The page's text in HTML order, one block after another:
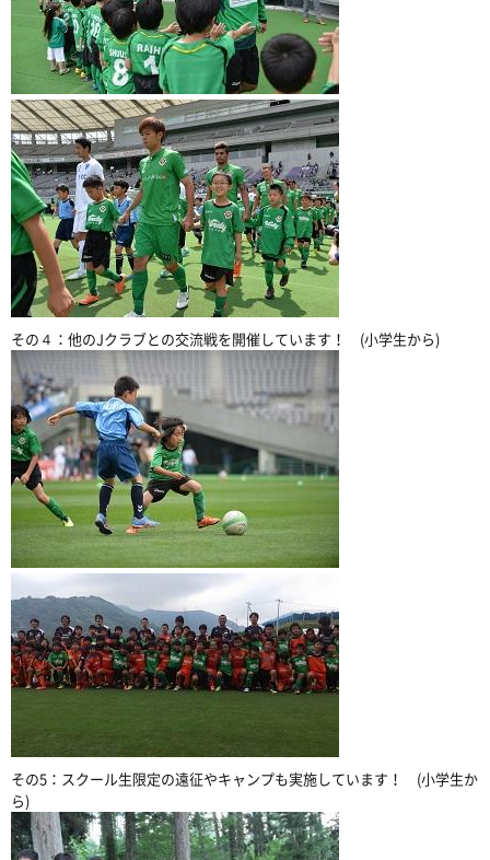
その４：他のJクラブとの交流戦を開催しています！ (小学生から)
その5：スクール生限定の遠征やキャンプも実施しています！ (小学生か
ら)